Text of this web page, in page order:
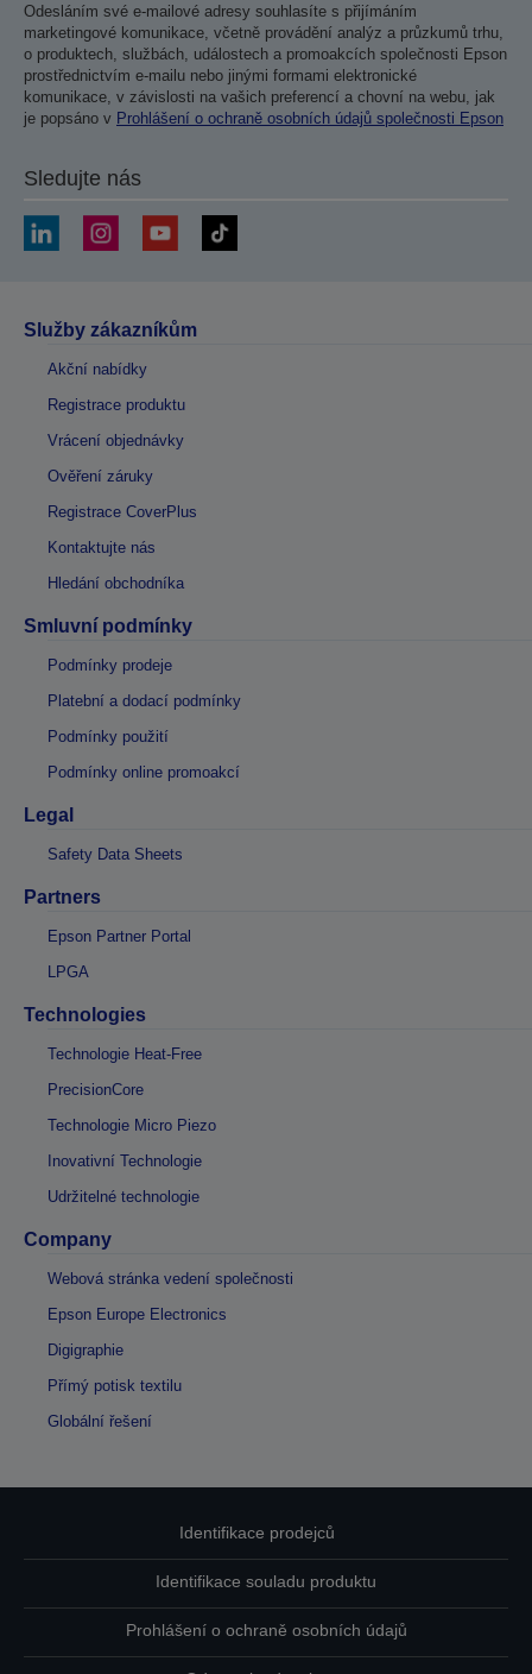
Odesláním své e-mailové adresy souhlasíte s přijímáním
marketingové komunikace, včetně provádění analýz a průzkumů trhu,
o produktech, službách, událostech a promoakcích společnosti Epson
prostřednictvím e-mailu nebo jinými formami elektronické
komunikace, v závislosti na vašich preferencí a chovní na webu, jak
je popsáno v Prohlášení o ochraně osobních údajů společnosti Epson
Sledujte nás
Služby zákazníkům
Akční nabídky
Registrace produktu
Vrácení objednávky
Ověření záruky
Registrace CoverPlus
Kontaktujte nás
Hledání obchodníka
Smluvní podmínky
Podmínky prodeje
Platební a dodací podmínky
Podmínky použití
Podmínky online promoakcí
Legal
Safety Data Sheets
Partners
Epson Partner Portal
LPGA
Technologies
Technologie Heat-Free
PrecisionCore
Technologie Micro Piezo
Inovativní Technologie
Udržitelné technologie
Company
Webová stránka vedení společnosti
Epson Europe Electronics
Digigraphie
Přímý potisk textilu
Globální řešení
Identifikace prodejců
Identifikace souladu produktu
Prohlášení o ochraně osobních údajů